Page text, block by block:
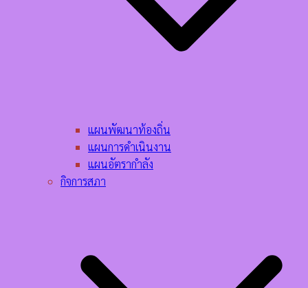
แผนพัฒนาท้องถิ่น
แผนการดำเนินงาน
แผนอัตรากำลัง
กิจการสภา